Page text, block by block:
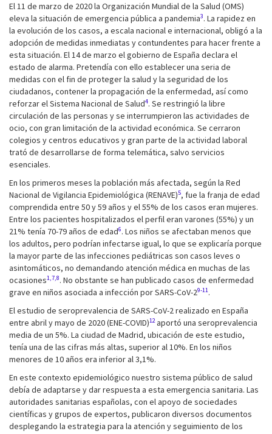
El 11 de marzo de 2020 la Organización Mundial de la Salud (OMS)
eleva la situación de emergencia pública a pandemia3. La rapidez en
la evolución de los casos, a escala nacional e internacional, obligó a la
adopción de medidas inmediatas y contundentes para hacer frente a
esta situación. El 14 de marzo el gobierno de España declara el
estado de alarma. Pretendía con ello establecer una seria de
medidas con el fin de proteger la salud y la seguridad de los
ciudadanos, contener la propagación de la enfermedad, así como
reforzar el Sistema Nacional de Salud4. Se restringió la libre
circulación de las personas y se interrumpieron las actividades de
ocio, con gran limitación de la actividad económica. Se cerraron
colegios y centros educativos y gran parte de la actividad laboral
trató de desarrollarse de forma telemática, salvo servicios
esenciales.
En los primeros meses la población más afectada, según la Red
Nacional de Vigilancia Epidemiológica (RENAVE)5, fue la franja de edad
comprendida entre 50 y 59 años y el 55% de los casos eran mujeres.
Entre los pacientes hospitalizados el perfil eran varones (55%) y un
21% tenía 70-79 años de edad6. Los niños se afectaban menos que
los adultos, pero podrían infectarse igual, lo que se explicaría porque
la mayor parte de las infecciones pediátricas son casos leves o
asintomáticos, no demandando atención médica en muchas de las
ocasiones1,7,8. No obstante se han publicado casos de enfermedad
grave en niños asociada a infección por SARS-CoV-29-11.
El estudio de seroprevalencia de SARS-CoV-2 realizado en España
entre abril y mayo de 2020 (ENE-COVID)12aportó una seroprevalencia
media de un 5%. La ciudad de Madrid, ubicación de este estudio,
tenía una de las cifras más altas, superior al 10%. En los niños
menores de 10 años era inferior al 3,1%.
En este contexto epidemiológico nuestro sistema público de salud
debía de adaptarse y dar respuesta a esta emergencia sanitaria. Las
autoridades sanitarias españolas, con el apoyo de sociedades
científicas y grupos de expertos, publicaron diversos documentos
desplegando la estrategia para la atención y seguimiento de los